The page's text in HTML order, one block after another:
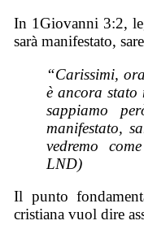
In 1Giovanni 3:2,
sarà manifestato,
“Carissimi,
è ancora stato
sappiamo
manifestato,
vedremo
LND)
Il punto
cristiana vuol dire